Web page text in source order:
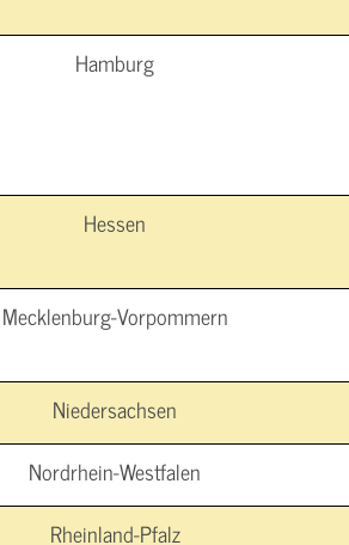
Hamburg
Hessen
Mecklenburg-Vorpommern
Niedersachsen
Nordrhein-Westfalen
Rheinland-Pfalz